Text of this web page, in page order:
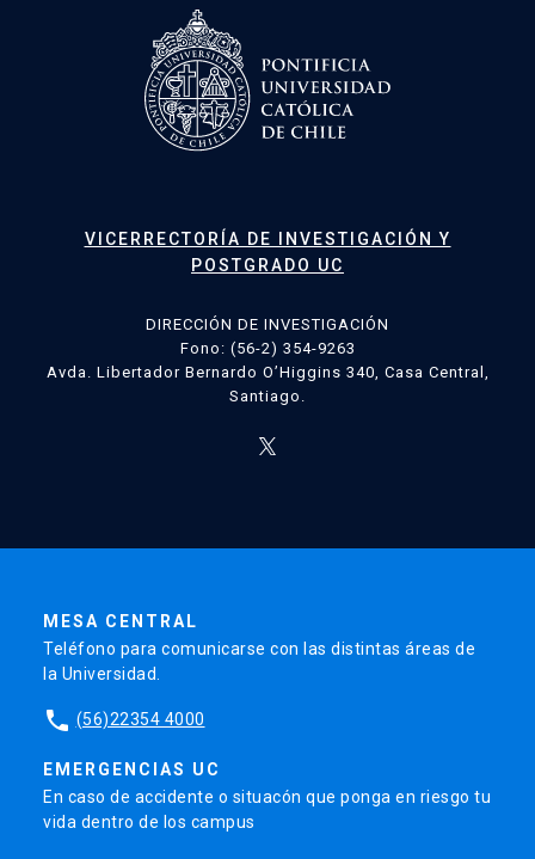
VICERRECTORÍA DE INVESTIGACIÓN Y
POSTGRADO UC
DIRECCIÓN DE INVESTIGACIÓN
Fono: (56-2) 354-9263
Avda. Libertador Bernardo O’Higgins 340, Casa Central,
Santiago.
MESA CENTRAL
Teléfono para comunicarse con las distintas áreas de
la Universidad.
phone (56)22354 4000
EMERGENCIAS UC
En caso de accidente o situacón que ponga en riesgo tu
vida dentro de los campus